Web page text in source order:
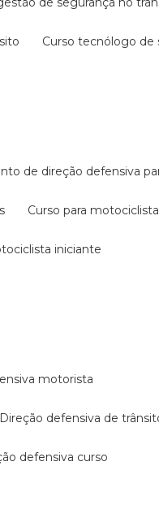
curso tecnólogo
de direção defensiva
curso para
iniciante
motorista
direção defensiva de
defensiva curso